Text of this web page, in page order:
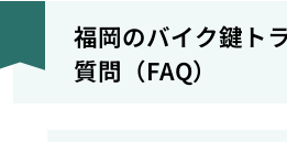
福岡のバイク鍵ト
質問（FAQ）